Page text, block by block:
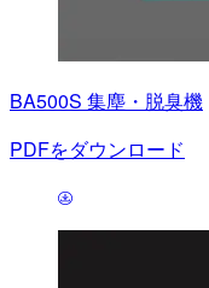
BA500S 集塵・脱臭機
PDFをダウンロード